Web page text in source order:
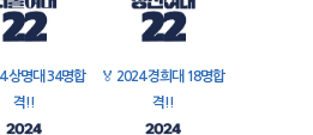
상명대 34명합
격!!
🏅 2024 경희대 18명합
격!!